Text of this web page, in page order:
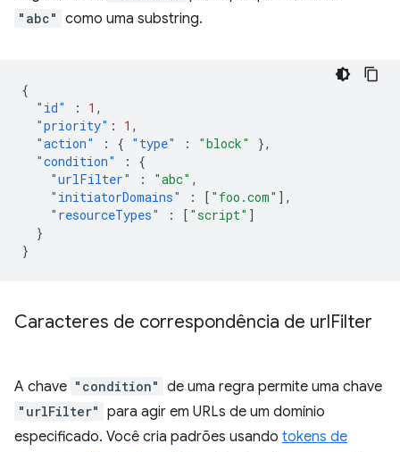
"abc" como uma substring.
{
"id"
: 1 ,
"priority" : 1 ,
"action"
: { "type" : "block"
},
"condition"
:
{
"urlFilter"
: "abc" ,
"initiatorDomains"
: [ "foo.com" ],
"resourceTypes"
: [ "script" ]
}
}
Caracteres de correspondência de urlFilter
A chave "condition" de uma regra permite uma chave
"urlFilter" para agir em URLs de um domínio
especificado. Você cria padrões usando tokens de